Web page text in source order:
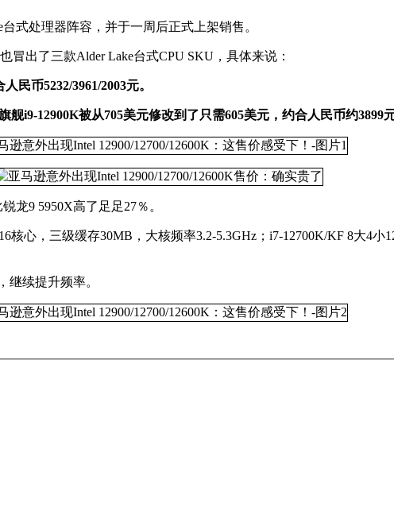
式处理器阵容，并于一周后正式上架销售。
出了三款Alder Lake台式CPU SKU，具体来说：
民币5232/3961/2003元。
舰i9-12900K被从705美元修改到了只需605美元，约合人民币约3899
龙9 5950X高了足足27％。
心，三级缓存30MB，大核频率3.2-5.3GHz；i7-12700K/KF 8大4小
继续提升频率。